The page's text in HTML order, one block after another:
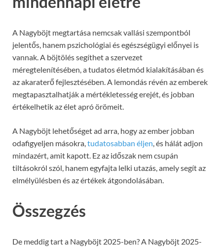
A Nagyböjt megtartása nemcsak vallási szempontból
jelentős, hanem pszichológiai és egészségügyi előnyei is
vannak. A böjtölés segíthet a szervezet
méregtelenítésében, a tudatos életmód kialakításában és
az akaraterő fejlesztésében. A lemondás révén az emberek
megtapasztalhatják a mértékletesség erejét, és jobban
értékelhetik az élet apró örömeit.
A Nagyböjt lehetőséget ad arra, hogy az ember jobban
odafigyeljen másokra,tudatosabban éljen, és hálát adjon
mindazért, amit kapott. Ez az időszak nem csupán
tiltásokról szól, hanem egyfajta lelki utazás, amely segít az
elmélyülésben és az értékek átgondolásában.
Összegzés
De meddig tart a Nagyböjt 2025-ben? A Nagyböjt 2025-